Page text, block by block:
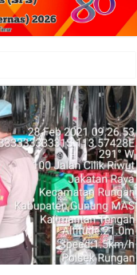
Pemdes dan BPD di